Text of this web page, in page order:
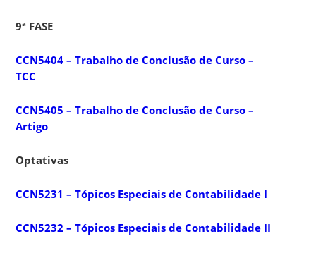
9ª FASE
CCN5404 – Trabalho de Conclusão de Curso –
TCC
CCN5405 – Trabalho de Conclusão de Curso –
Artigo
Optativas
CCN5231 – Tópicos Especiais de Contabilidade I
CCN5232 – Tópicos Especiais de Contabilidade II